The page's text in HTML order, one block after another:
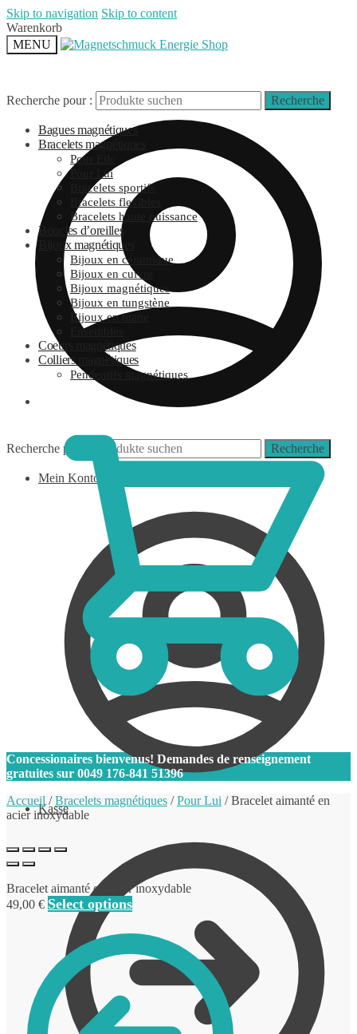
Skip to navigation Skip to content
Warenkorb
MENU
Recherche pour : Recherche
Mein Konto
Kasse
Recherche pour : Recherche
Bagues magnétiques
Bracelets magnétiques
Pour Elle
Pour Lui
Bracelets sportifs
Bracelets flexibles
Bracelets haute puissance
Boucles d’oreilles
Bijoux magnétiques
Bijoux en céramique
Bijoux en cuivre
Bijoux magnétiques
Bijoux en tungstène
Bijoux en titane
Ensembles
Coeurs magnétiques
Colliers magnétiques
Pendentifs magnétiques
Concessionaires bienvenus! Demandes de renseignement
gratuites sur 0049 176-841 51396
Accueil /Bracelets magnétiques /Pour Lui /Bracelet aimanté en
acier inoxydable
Bracelet aimanté en acier inoxydable
49,00 € Select options